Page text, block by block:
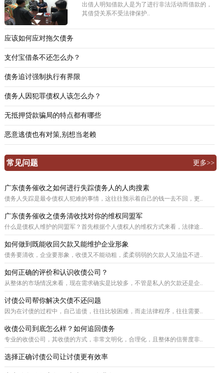
出借人明知借款人是为了进行非法活动而借款的，
其借贷关系不受法律保护..
应该如何应对拖欠债务
支付宝借条不还怎么办？
债务追讨强制执行有界限
债务人因犯罪债权人该怎么办？
无抵押贷款骗局的特点都有哪些
恶意逃债也有对策,别想当老赖
常见问题 更多>>
广东债务催收之如何进行失踪债务人的人肉搜素
债务人失踪是最令债权人犯难的事情，这往往预示着自己的钱一去不回，更..
广东债务催收之债务清收找对你的维权同盟军
什么是债权人维护的同盟军？首先根据个人债权人的维权方式来看，法律途..
如何做到既能收回欠款又能维护企业形象
债务要清收，企业要形象，收债又不能动粗，柔柔弱弱的欠款人又油盐不进..
如何正确的评价和认识收债公司？
从整体的市场情况来看，现在需求确实是比较多，不管是私人的欠款还是企..
讨债公司帮你解决欠债不还问题
因为在讨债的过程中，自己追债，往往比较困难，而走法律程序，往往需要..
收债公司到底怎么样？如何追回债务
专业的收债公司，其收债的方式，非常文明化，合理化，且整体的信誉度非..
选择正确讨债公司让讨债更有效率